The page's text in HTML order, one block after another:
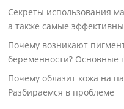
Секреты использования
а также самые
Почему возникают
беременности?
Почему облазит кожа на
Разбираемся в проблеме